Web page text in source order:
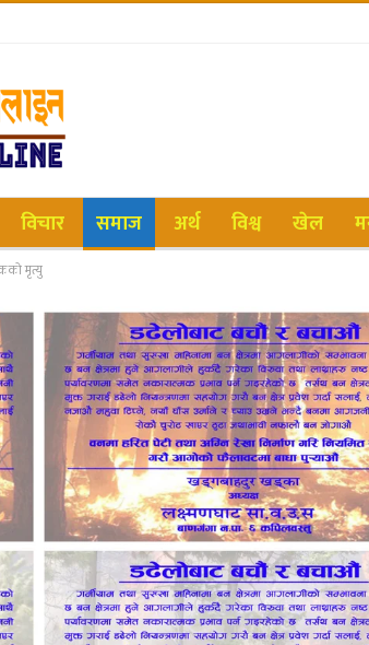
विचार समाज अर्थ विश्व खेल
मृत्यु